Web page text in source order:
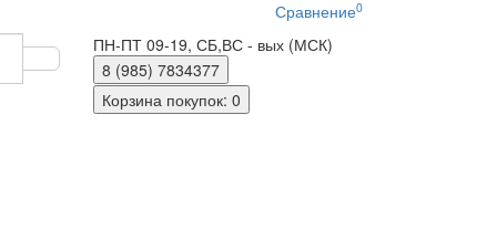
Сравнение0
ПН-ПТ 09-19, СБ,ВС - вых (МСК)
8 (985) 7834377
Корзинапокупок: 0